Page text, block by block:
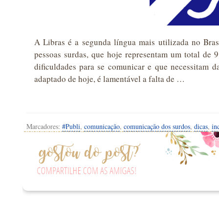
A Libras é a segunda língua mais utilizada no
pessoas surdas, que hoje representam um total de
dificuldades para se comunicar e que necessitam
adaptado de hoje, é lamentável a falta de …
Marcadores: #Publi, comunicação, comunicação dos surdos, dicas,